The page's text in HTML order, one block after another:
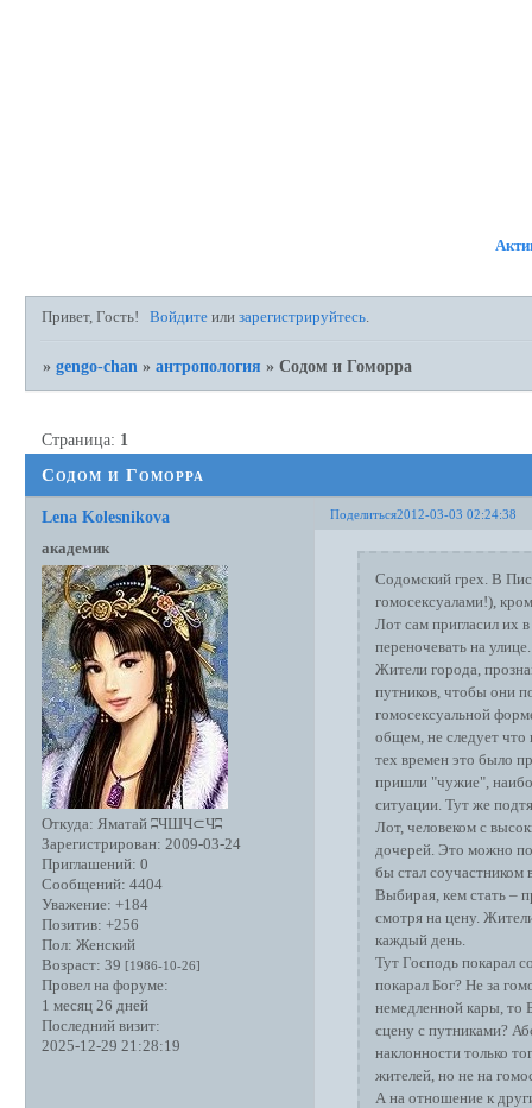
Привет, Гость! Войдите илизарегистрируйтесь.
»gengo-chan »антропология »Содом и Гоморра
Содом и Гоморра
Страница: 1
Поделиться2012-03-03 02:24:38
Lena Kolesnikova
академик
Откуда: Яматай ʭЧШЧ⊂Чʭ
Зарегистрирован: 2009-03-24
Приглашений: 0
Сообщений: 4404
Уважение: +184
Позитив: +256
Пол: Женский
Возраст: 39 [1986-10-26]
Провел на форуме:
1 месяц 26 дней
Последний визит:
2025-12-29 21:28:19
Содомский грех. В
гомосексуалами!),
Лот сам пригласил их
переночевать на улице.
Жители города,
путников, чтобы они
гомосексуальной
общем, не следует что
тех времен это было
пришли "чужие",
ситуации. Тут же
Лот, человеком с
дочерей. Это можно
бы стал соучастником
Выбирая, кем стать –
смотря на цену.
каждый день.
Тут Господь покарал
покарал Бог? Не за
немедленной кары, то
сцену с путниками?
наклонности только
жителей, но не на
А на отношение к